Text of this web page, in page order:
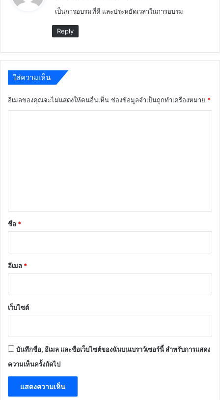
า
เป็นการอบรมที่ดี และประหยัดเวลาในการอบรม
Reply
ใส่ความเห็น
อีเมลของคุณจะไม่แสดงให้คนอื่นเห็น ช่องข้อมูลจำเป็นถูกทำเครื่องหมาย *
*
ชื่อ *
อีเมล *
เว็บไซต์
บันทึกชื่อ, อีเมล และชื่อเว็บไซต์ของฉันบนเบราว์เซอร์นี้ สำหรับการแสดง
ความเห็นครั้งถัดไป